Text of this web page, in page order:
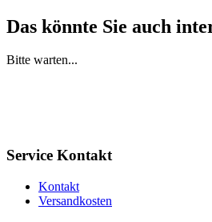
Das könnte Sie auch
Bitte warten...
Service Kontakt
Kontakt
Versandkosten